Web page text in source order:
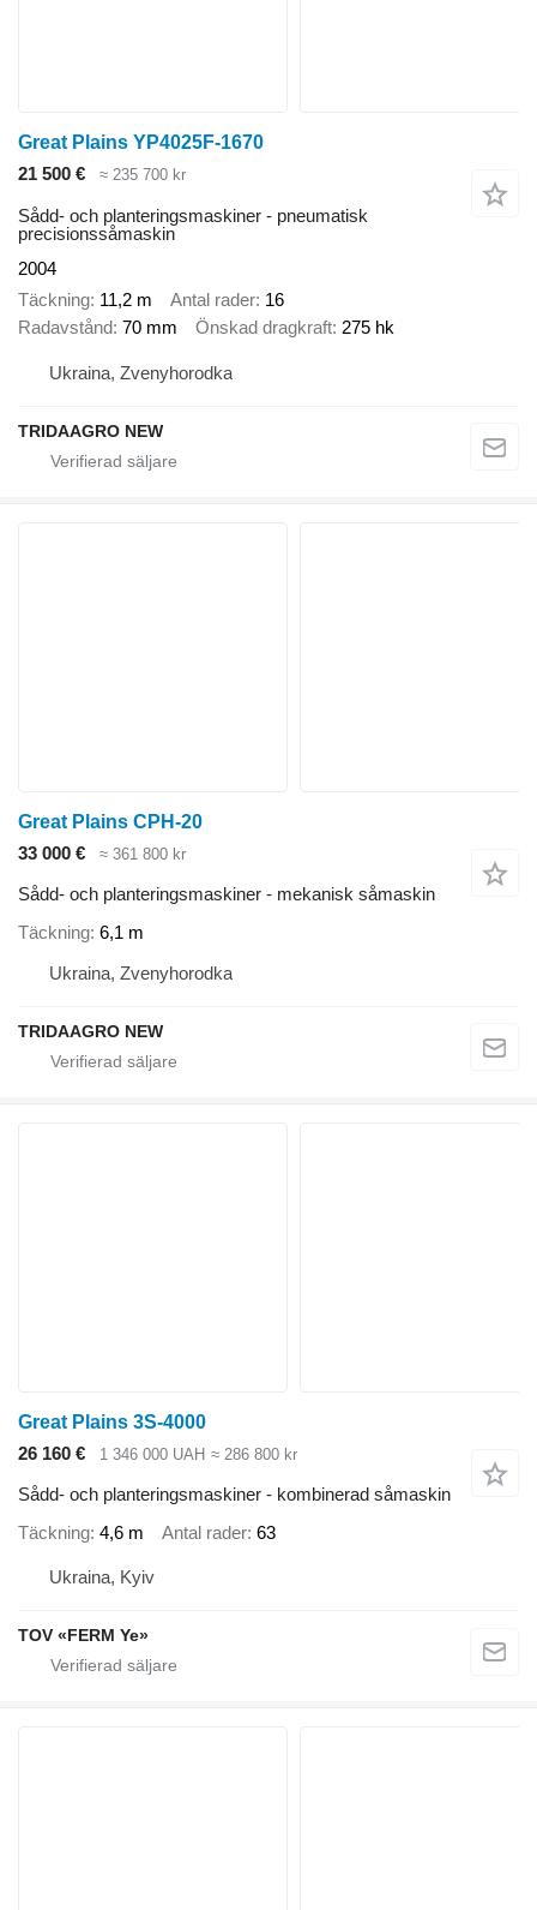
Great Plains YP4025F-1670
21 500 €
≈ 235 700 kr
Sådd- och planteringsmaskiner - pneumatisk
precisionssåmaskin
2004
Täckning 11,2 m Antal rader 16
Radavstånd 70 mm Önskad dragkraft 275 hk
Ukraina, Zvenyhorodka
TRIDAAGRO NEW
Great Plains CPH-20
33 000 €
≈ 361 800 kr
Sådd- och planteringsmaskiner - mekanisk såmaskin
Täckning 6,1 m
Ukraina, Zvenyhorodka
TRIDAAGRO NEW
Great Plains 3S-4000
26 160 €
1 346 000 UAH ≈ 286 800 kr
Sådd- och planteringsmaskiner - kombinerad såmaskin
Täckning 4,6 m Antal rader 63
Ukraina, Kyiv
TOV «FERM Ye»